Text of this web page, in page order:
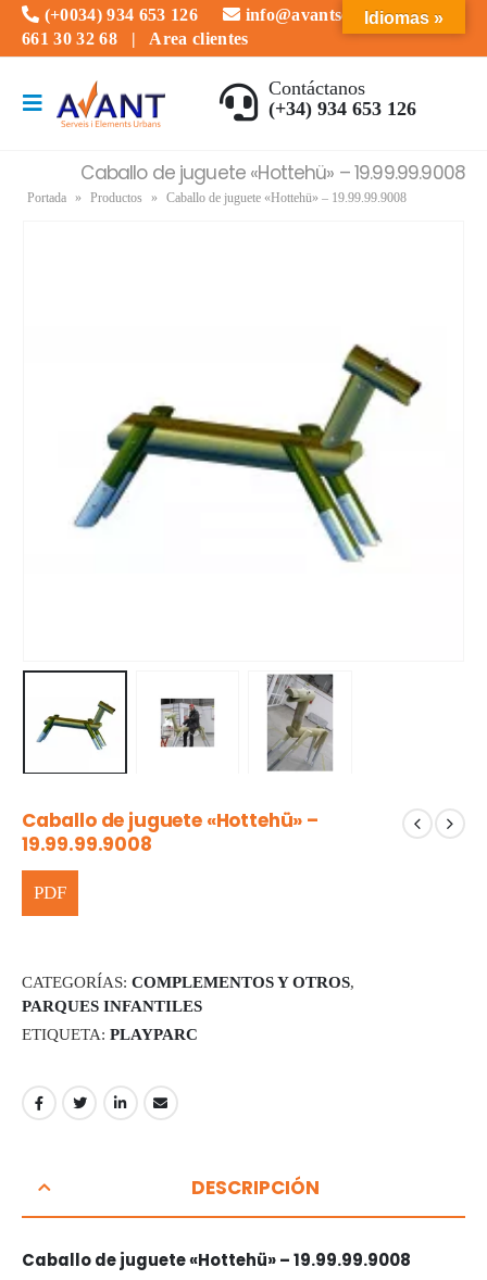
(+0034) 934 653 126
info@avantserveis.com
661 30 32 68 | Area clientes
Contáctanos
(+34) 934 653 126
Caballo de juguete «Hottehü» – 19.99.99.9008
Portada » Productos » Caballo de juguete «Hottehü» – 19.99.99.9008
Caballo de juguete «Hottehü» –
19.99.99.9008
CATEGORÍAS: COMPLEMENTOS Y OTROS,
PARQUES INFANTILES
ETIQUETA: PLAYPARC
DESCRIPCIÓN
Caballo de juguete «Hottehü» – 19.99.99.9008
Idiomas »